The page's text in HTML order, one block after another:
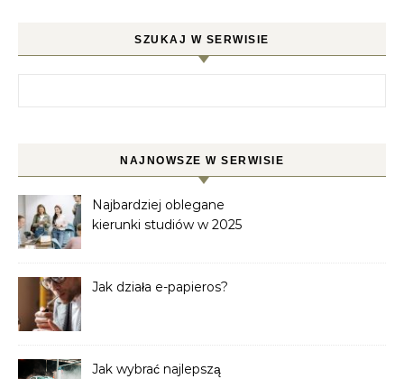
SZUKAJ W SERWISIE
NAJNOWSZE W SERWISIE
Najbardziej oblegane
kierunki studiów w 2025
Jak działa e-papieros?
Jak wybrać najlepszą